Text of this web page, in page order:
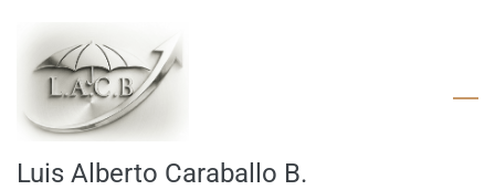
main
content
Luis Alberto Caraballo B.